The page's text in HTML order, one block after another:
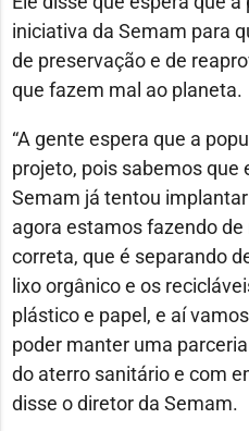
iniciativa da Semam para
de preservação e de
que fazem mal ao planeta.
“A gente espera que a
projeto, pois sabemos que
Semam já tentou
agora estamos fazendo
correta, que é separando
lixo orgânico e os
plástico e papel, e aí
poder manter uma
do aterro sanitário e com
disse o diretor da Semam.